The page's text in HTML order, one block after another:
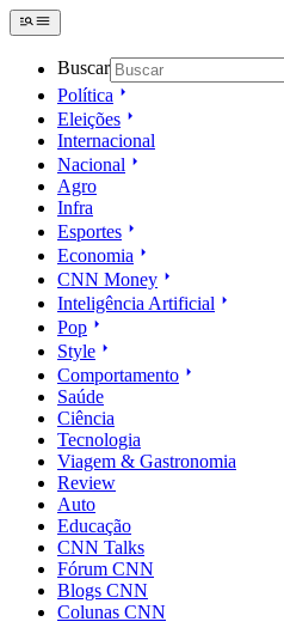
Buscar
Política
Eleições
Internacional
Nacional
Agro
Infra
Esportes
Economia
CNN Money
Inteligência Artificial
Pop
Style
Comportamento
Saúde
Ciência
Tecnologia
Viagem & Gastronomia
Review
Auto
Educação
CNN Talks
Fórum CNN
Blogs CNN
Colunas CNN